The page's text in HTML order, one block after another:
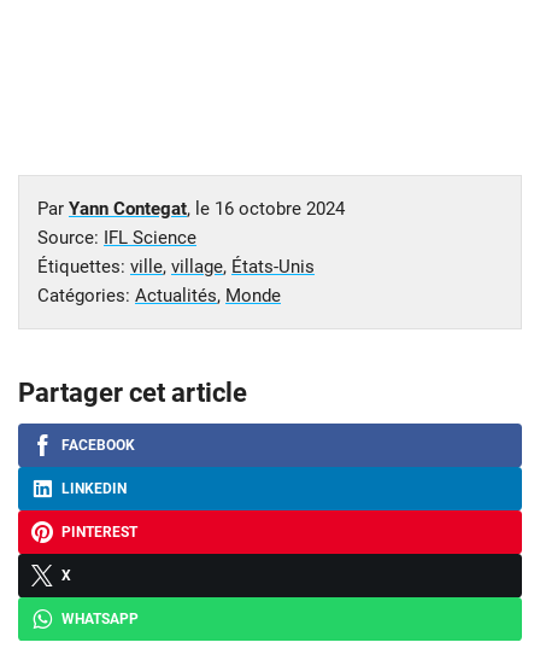
Par Yann Contegat, le 16 octobre 2024
Source: IFL Science
Étiquettes: ville, village, États-Unis
Catégories: Actualités, Monde
Partager cet article
FACEBOOK
LINKEDIN
PINTEREST
X
WHATSAPP